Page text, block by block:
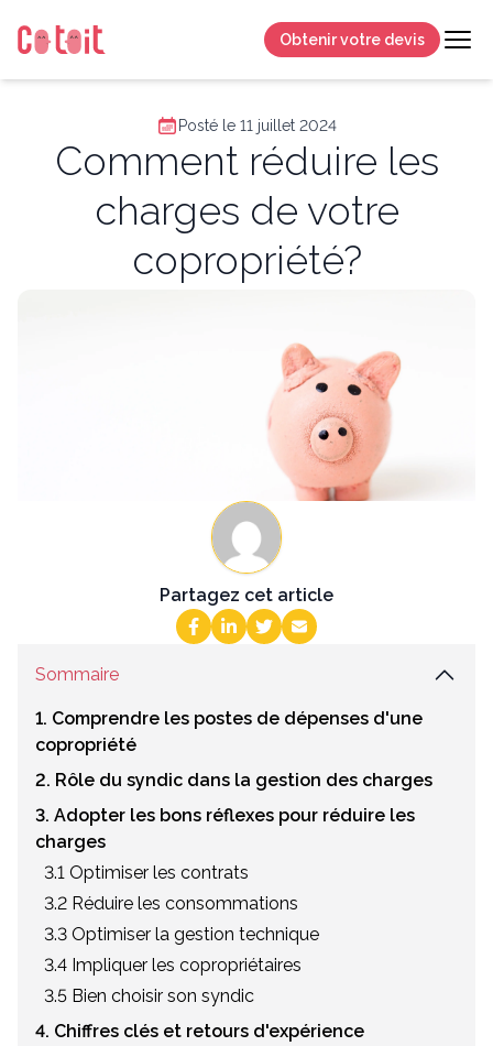
Obtenir votre devis
Posté le 11 juillet 2024
Comment réduire les
charges de votre
copropriété?
Partagez cet article
Sommaire
1. Comprendre les postes de dépenses d'une
copropriété
2. Rôle du syndic dans la gestion des charges
3. Adopter les bons réflexes pour réduire les
charges
3.1 Optimiser les contrats
3.2 Réduire les consommations
3.3 Optimiser la gestion technique
3.4 Impliquer les copropriétaires
3.5 Bien choisir son syndic
4. Chiffres clés et retours d'expérience